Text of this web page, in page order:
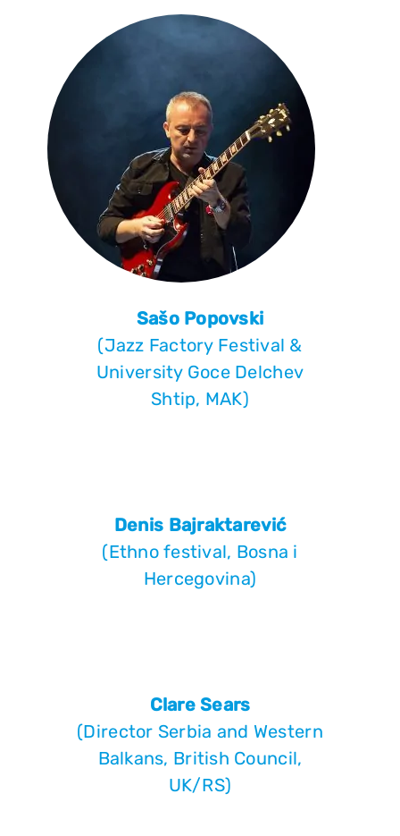
Sašo Popovski
(Jazz Factory Festival &
University Goce Delchev
Shtip, MAK)
Denis Bajraktarević
(Ethno festival, Bosna i
Hercegovina)
Clare Sears
(Director Serbia and Western
Balkans, British Council,
UK/RS)